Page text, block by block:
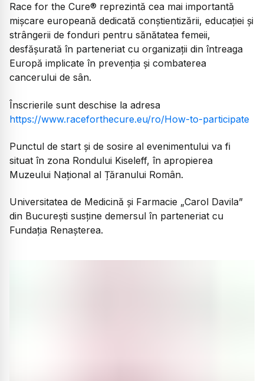
Race for the Cure® reprezintă cea mai importantă
mișcare europeană dedicată conștientizării, educației și
strângerii de fonduri pentru sănătatea femeii,
desfășurată în parteneriat cu organizații din întreaga
Europă implicate în prevenția și combaterea
cancerului de sân.
Înscrierile sunt deschise la adresa
https://www.raceforthecure.eu/ro/How-to-participate
Punctul de start și de sosire al evenimentului va fi
situat în zona Rondului Kiseleff, în apropierea
Muzeului Național al Țăranului Român.
Universitatea de Medicină și Farmacie „Carol Davila”
din București susține demersul în parteneriat cu
Fundația Renașterea.